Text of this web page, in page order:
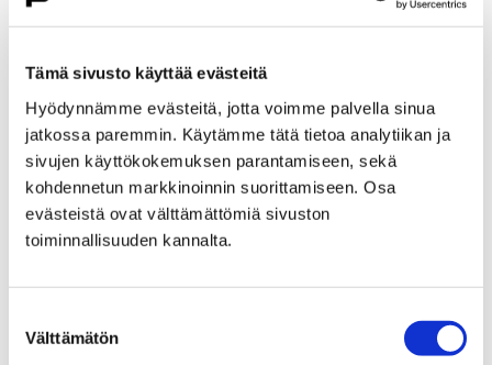
Tämä sivusto käyttää evästeitä
Hyödynnämme evästeitä, jotta voimme palvella sinua
jatkossa paremmin. Käytämme tätä tietoa analytiikan ja
sivujen käyttökokemuksen parantamiseen, sekä
kohdennetun markkinoinnin suorittamiseen. Osa
evästeistä ovat välttämättömiä sivuston
toiminnallisuuden kannalta.
valinta
Välttämätön
Etusivu Kasvatus ja koulutus
Lukio
Päättyneet hankkeet
Priima
Priima-päivä 25.8. Porissa
Priima-päivä 25.8. Porissa
Kaupunkikehitys